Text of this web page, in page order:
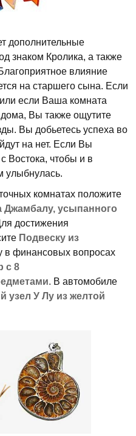
дополнительные
знаком Кролика, а также
влияние
на старшего сына. Если
если Ваша комната
дома, Вы также ощутите
Вы добьетесь успеха во
на нет. Если Вы
Востока, чтобы и в
улыбнулась.
комнатах положите
Джамбалу, усыпанного
достижения
Подвеску из
в финансовых вопросах
с 8
В автомобиле
узел У Лу из желтой